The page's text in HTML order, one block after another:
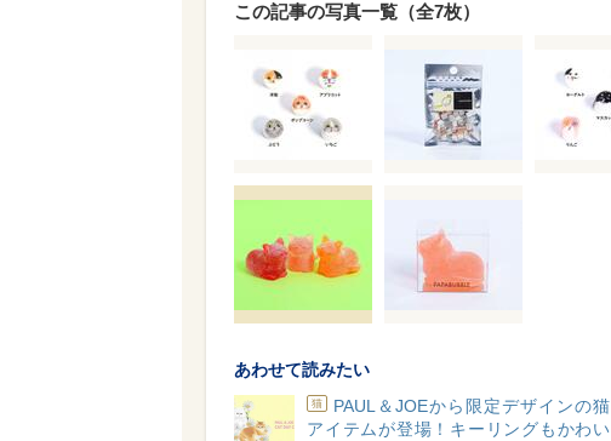
この記事の写真一覧（全7枚）
あわせて読みたい
猫
PAUL＆JOEから限定デザインの猫
アイテムが登場！キーリングもかわい